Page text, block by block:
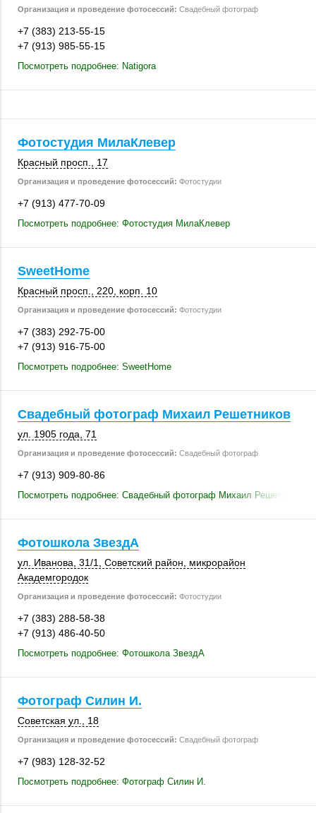
Организация и проведение фотосессий: Свадебный фотограф
+7 (383) 213-55-15
+7 (913) 985-55-15
Посмотреть подробнее: Natigora
Фотостудия МилаКлевер
Красный просп., 17
Организация и проведение фотосессий: Фотостудии
+7 (913) 477-70-09
Посмотреть подробнее: Фотостудия МилаКлевер
SweetHome
Красный просп. 220 корп. 10
Организация и проведение фотосессий: Фотостудии
+7 (383) 292-75-00
+7 (913) 916-75-00
Посмотреть подробнее: SweetHome
Свадебный фотограф Михаил Решетников
ул. 1905 года, 71
Организация и проведение фотосессий: Свадебный фотограф
+7 (913) 909-80-86
Посмотреть подробнее: Свадебный фотограф Михаил Решетников
Фотошкола ЗвездА
ул. Иванова 31/1 Советский район , микрорайон
Академгородок
Организация и проведение фотосессий: Фотостудии
+7 (383) 288-58-38
+7 (913) 486-40-50
Посмотреть подробнее: Фотошкола ЗвездА
Фотограф Силин И.
Советская ул., 18
Организация и проведение фотосессий: Свадебный фотограф
+7 (983) 128-32-52
Посмотреть подробнее: Фотограф Силин И.